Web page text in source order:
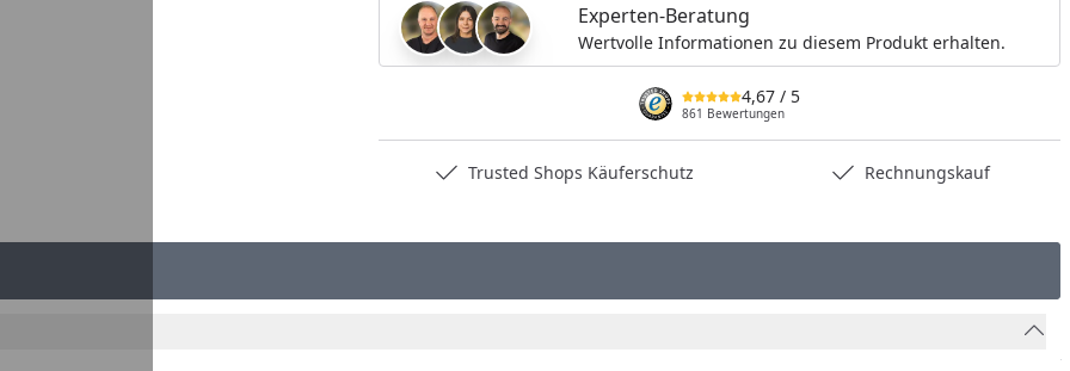
Experten-Beratung
Wertvolle Informationen zu diesem Produkt erhalten.
4,67 / 5
861 Bewertungen
Trusted Shops Käuferschutz Rechnungskauf